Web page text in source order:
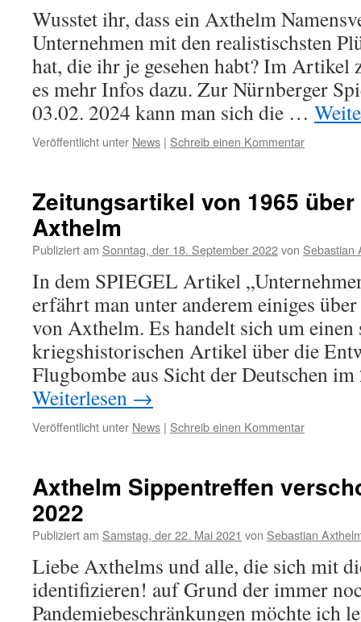
Wusstet ihr, dass ein Axthelm
Unternehmen mit den realistischsten
hat, die ihr je gesehen habt? Im Artikel
es mehr Infos dazu. Zur Nürnberger
03.02. 2024 kann man sich die …
Veröffentlicht unter News | Schreib einen Kommentar
Zeitungsartikel von 1965
Axthelm
Publiziert am Sonntag, der 18. September 2022von Sebastian
In dem SPIEGEL Artikel
erfährt man unter anderem einiges
von Axthelm. Es handelt sich um einen
kriegshistorischen Artikel über die
Flugbombe aus Sicht der Deutschen
Weiterlesen →
Veröffentlicht unter News | Schreib einen Kommentar
Axthelm Sippentreffen
2022
Publiziert am Samstag, der 22. Mai 2021 von Sebastian
Liebe Axthelms und alle, die sich mit
identifizieren! auf Grund der immer
Pandemiebeschränkungen möchte ich